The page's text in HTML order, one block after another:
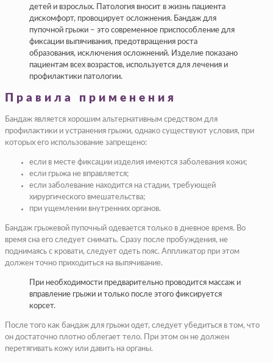
детей и взрослых. Патология вносит в жизнь пациента
дискомфорт, провоцирует осложнения. Бандаж для
пупочной грыжи – это современное приспособление для
фиксации выпячивания, предотвращения роста
образования, исключения осложнений. Изделие показано
пациентам всех возрастов, используется для лечения и
профилактики патологии.
Правила применения
Бандаж является хорошим альтернативным средством для
профилактики и устранения грыжи, однако существуют условия, при
которых его использование запрещено:
если в месте фиксации изделия имеются заболевания кожи;
если грыжа не вправляется;
если заболевание находится на стадии, требующей
хирургического вмешательства;
при ущемлении внутренних органов.
Бандаж грыжевой пупочный одевается только в дневное время. Во
время сна его следует снимать. Сразу после пробуждения, не
поднимаясь с кровати, следует одеть пояс. Аппликатор при этом
должен точно приходиться на выпячивание.
При необходимости предварительно проводится массаж и
вправление грыжи и только после этого фиксируется
корсет.
После того как бандаж для грыжи одет, следует убедиться в том, что
он достаточно плотно облегает тело. При этом он не должен
перетягивать кожу или давить на органы.